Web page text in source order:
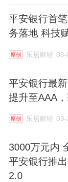
平安银行首
务落地 科技
原创 乐居财经 08-
平安银行最
提升至AAA
原创 乐居财经 03-
3000万元内
平安银行推
2.0